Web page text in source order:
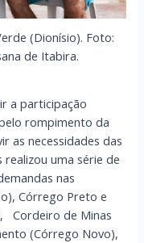
(Dionísio). Foto:
de Itabira.
a participação
rompimento da
as necessidades das
uma série de
nas
Córrego Preto e
Cordeiro de Minas
(Córrego Novo),